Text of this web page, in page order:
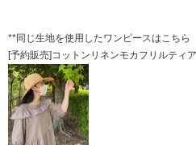
**同じ生地を使用したワンピースはこちら
[予約販売]コットンリネンモカフリルティ